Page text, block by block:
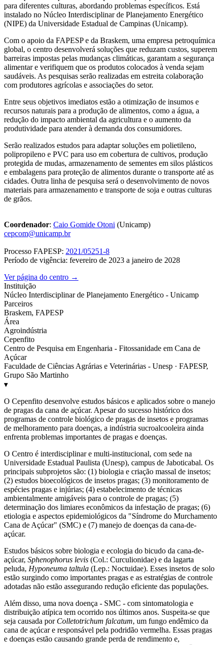
para diferentes culturas, abordando problemas específicos. Está
instalado no Núcleo Interdisciplinar de Planejamento Energético
(NIPE) da Universidade Estadual de Campinas (Unicamp).
Com o apoio da FAPESP e da Braskem, uma empresa petroquímica
global, o centro desenvolverá soluções que reduzam custos, superem
barreiras impostas pelas mudanças climáticas, garantam a segurança
alimentar e verifiquem que os produtos colocados à venda sejam
saudáveis. As pesquisas serão realizadas em estreita colaboração
com produtores agrícolas e associações do setor.
Entre seus objetivos imediatos estão a otimização de insumos e
recursos naturais para a produção de alimentos, como a água, a
redução do impacto ambiental da agricultura e o aumento da
produtividade para atender à demanda dos consumidores.
Serão realizados estudos para adaptar soluções em polietileno,
polipropileno e PVC para uso em cobertura de cultivos, produção
protegida de mudas, armazenamento de sementes em silos plásticos
e embalagens para proteção de alimentos durante o transporte até as
cidades. Outra linha de pesquisa será o desenvolvimento de novos
materiais para armazenamento e transporte de soja e outras culturas
de grãos.
Coordenador: Caio Gomide Otoni (Unicamp)
cepcom@unicamp.br
Processo FAPESP: 2021/05251-8
Período de vigência: fevereiro de 2023 a janeiro de 2028
Ver página do centro →
Instituição
Núcleo Interdisciplinar de Planejamento Energético - Unicamp
Parceiros
Braskem, FAPESP
Área
Agroindústria
Cepenfito
Centro de Pesquisa em Engenharia - Fitossanidade em Cana de
Açúcar
Faculdade de Ciências Agrárias e Veterinárias - Unesp · FAPESP,
Grupo São Martinho
▾
O Cepenfito desenvolve estudos básicos e aplicados sobre o manejo
de pragas da cana de açúcar. Apesar do sucesso histórico dos
programas de controle biológico de pragas de insetos e programas
de melhoramento para doenças, a indústria sucroalcooleira ainda
enfrenta problemas importantes de pragas e doenças.
O Centro é interdisciplinar e multi-institucional, com sede na
Universidade Estadual Paulista (Unesp), campus de Jaboticabal. Os
principais subprojetos são: (1) biologia e criação massal de insetos;
(2) estudos bioecológicos de insetos pragas; (3) monitoramento de
espécies pragas e injúrias; (4) estabelecimento de técnicas
ambientalmente amigáveis para o controle de pragas; (5)
determinação dos limiares econômicos da infestação de pragas; (6)
etiologia e aspectos epidemiológicos da "Síndrome do Murchamento
Cana de Açúcar" (SMC) e (7) manejo de doenças da cana-de-
açúcar.
Estudos básicos sobre biologia e ecologia do bicudo da cana-de-
açúcar, Sphenophorus levis (Col.: Curculionidae) e da lagarta
peluda, Hyponeuma taltula (Lep.: Noctuidae). Esses insetos de solo
estão surgindo como importantes pragas e as estratégias de controle
adotadas não estão assegurando redução eficiente das populações.
Além disso, uma nova doença - SMC - com sintomatologia e
distribuição atípica tem ocorrido nos últimos anos. Suspeita-se que
seja causada porColletotrichum falcatum, um fungo endêmico da
cana de açúcar e responsável pela podridão vermelha. Essas pragas
e doenças estão causando grande perda de rendimento e,